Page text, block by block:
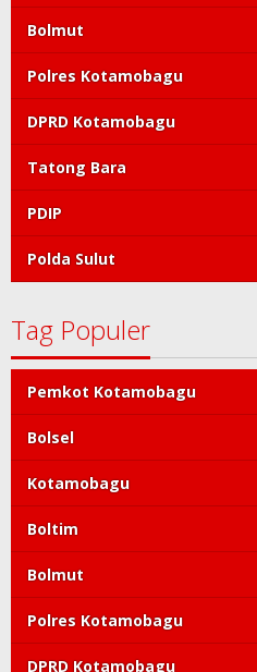
Bolmut
Polres Kotamobagu
DPRD Kotamobagu
Tatong Bara
PDIP
Polda Sulut
Tag Populer
Pemkot Kotamobagu
Bolsel
Kotamobagu
Boltim
Bolmut
Polres Kotamobagu
DPRD Kotamobagu